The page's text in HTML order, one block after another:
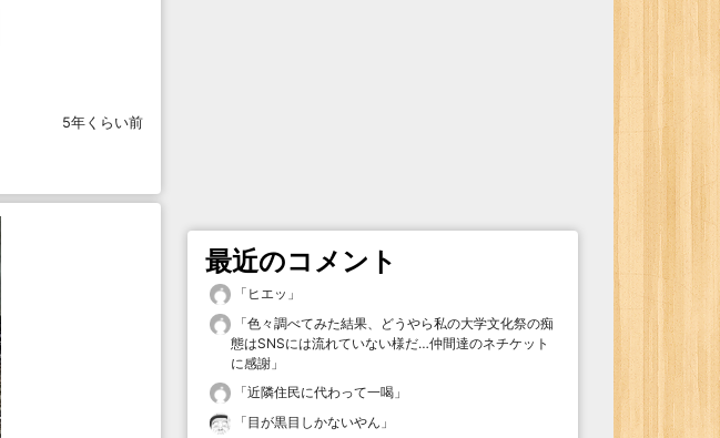
5年くらい前
最近のコメント
「 ヒエッ 」
「色々調べてみた結果、どうやら私の大学文化祭の痴
態はSNSには流れていない様だ…仲間達のネチケット
に感謝 」
「近隣住民に代わって一喝 」
「目が黒目しかないやん 」